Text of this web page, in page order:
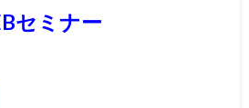
セミナー